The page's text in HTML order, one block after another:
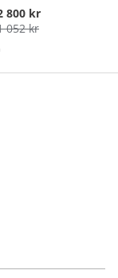
här.
800 kr
052 kr